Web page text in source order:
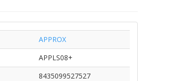
APPROX
APPLS08+
8435099527527